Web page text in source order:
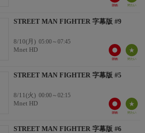
STREET MAN FIGHTER 字幕版 #9
8/10(月) 05:00～07:45
Mnet HD
STREET MAN FIGHTER 字幕版 #5
8/11(火) 00:00～02:15
Mnet HD
STREET MAN FIGHTER 字幕版 #6